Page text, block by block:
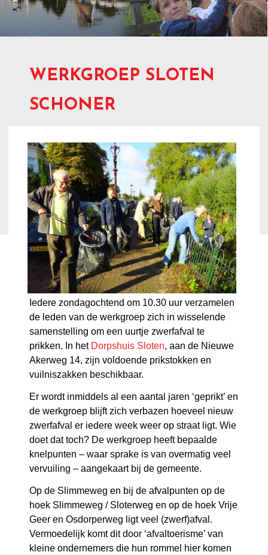
WERKGROEP SLOTEN
SCHONER
Iedere zondagochtend om 10.30 uur verzamelen
de leden van de werkgroep zich in wisselende
samenstelling om een uurtje zwerfafval te
prikken. In het Dorpshuis Sloten, aan de Nieuwe
Akerweg 14, zijn voldoende prikstokken en
vuilniszakken beschikbaar.
Er wordt inmiddels al een aantal jaren ‘geprikt’ en
de werkgroep blijft zich verbazen hoeveel nieuw
zwerfafval er iedere week weer op straat ligt. Wie
doet dat toch? De werkgroep heeft bepaalde
knelpunten – waar sprake is van overmatig veel
vervuiling – aangekaart bij de gemeente.
Op de Slimmeweg en bij de afvalpunten op de
hoek Slimmeweg / Sloterweg en op de hoek Vrije
Geer en Osdorperweg ligt veel (zwerf)afval.
Vermoedelijk komt dit door ‘afvaltoerisme’ van
kleine ondernemers die hun rommel hier komen